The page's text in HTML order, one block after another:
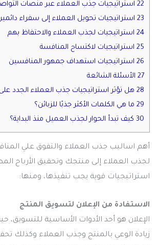
22 استراتيجيات جذب العملاء عبر منصات التواصل الاجتماعي
23 استراتيجيات تحويل العملاء إلى سفراء دائمين
24 استراتيجيات لجذب العملاء والاحتفاظ بهم
25 استراتيجيات لاكتساح المنافسة
26 استراتيجيات استهداف جمهور المنافسين
27 الأسئلة الشائعة
28 هل تؤثر استراتيجيات جذب العملاء الجدد على نمو الأعمال؟
29 ما هي الكلمات الأكثر جذبًا للزبائن؟
30 كيف تبدأ الحوار لجذب العميل منذ البداية؟
أهم اساليب جذب العملاء والتفوق علي
لجذب العملاء إلى منتجك وتحقيق الأرباح
استراتيجيات قوية يجب تنفيذها، ومنها:
الاستفادة من الإعلان لتسويق المنتج
الإعلان هو أحد الأدوات الأساسية
زيادة الوعي بالمنتج وجذب العملاء وكذلك